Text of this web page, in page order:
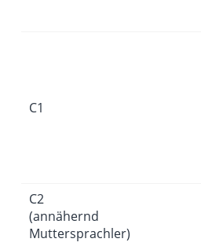
C1
C2
(annähernd
Muttersprachler)